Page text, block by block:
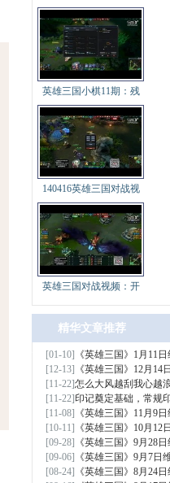
英雄三国小棋11期：残
140416英雄三国对战视
英雄三国对战视频：开
精华文章推荐
更多>[01-10]
《英雄三国》1月11
[12-13]
《英雄三国》12月
[11-22]怎么大风越刮我心越
[11-22]印记奠定基础，常规
[11-08]
《英雄三国》11月9
[10-11]
《英雄三国》10月
[09-28]
《英雄三国》9月28
[09-06]
《英雄三国》9月7
[08-24]
《英雄三国》8月24